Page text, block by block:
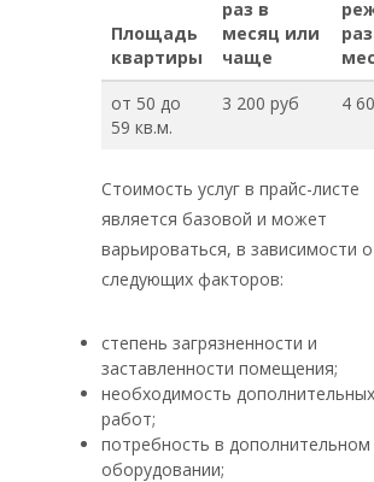
Площадь
квартиры
раз в
месяц или
чаще
от 50 до
59 кв.м.
3 200 руб 4
Стоимость услуг в прайс-листе
является базовой и может
варьироваться, в зависимости
следующих факторов:
степень загрязненности и
заставленности помещения;
необходимость дополнительных
работ;
потребность в дополнительном
оборудовании;